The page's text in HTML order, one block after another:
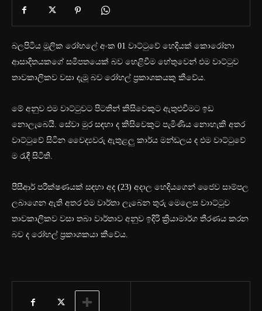
බලපිටිය මූලික රෝහලේ අංක 01 වාට්ටුවේ හෙදියක් කොරෝනා
ආසාදිතයකගේ සමීපතයෙක් බව හෙළිවීම හේතුවෙන් එම වාට්ටුව
තාවකාලිකව වසා දැමූ බව රෝහල් ප්‍රකාශකයකු කීවේය.
මේ අනුව එම වාට්ටුවට පිටතින් කිසිවෙකුට ඇතුළුවීමට ඉඩ
නොලැබෙයි. සේවා මුර සඳහා ද කිසිවෙකුට පැමිණිය නොහැකි අතර
වාට්ටුවේ සිටින වෛද්‍යවරු ඇතුළලු කාර්ය මන්ඩලය ද එම වාට්ටුවේ
ම රැඳී සිටිති.
පීසීආර් පරීක්ෂණයක් සඳහා අද (23) අදාල හෙදියගෙන් ජෛව සාම්පල
ලබාගෙන ඇති අතර එම වාර්තා ලැබෙන තුරු මෙලෙස වාාට්ටුව
තාවකාලිකව වසා තබා වාර්තාව අනුව ඉදිරි ක්‍රියාමාර්ග තීරණය කරන
බව ද රෝහල් ප්‍රකාශකයා කීවේය.